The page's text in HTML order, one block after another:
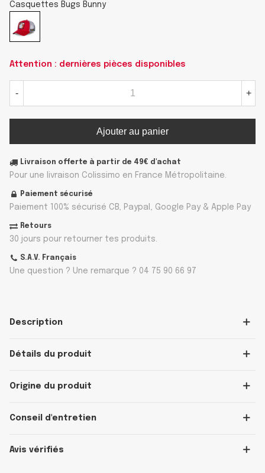
Casquettes Bugs Bunny
Attention : dernières pièces disponibles
- +
Ajouter au panier
Livraison offerte à partir de 49€ d'achat
Pour une livraison Colissimo en France Métropolitaine.
Paiement sécurisé
Paiement 100% sécurisé CB, Paypal, Google Pay & Apple Pay
Retours
30 jours pour retourner tes produits.
S.A.V. Français
Une question ? Une remarque ? 04 75 90 66 97
Description
Détails du produit
Origine du produit
Conseil d'entretien
Avis vérifiés